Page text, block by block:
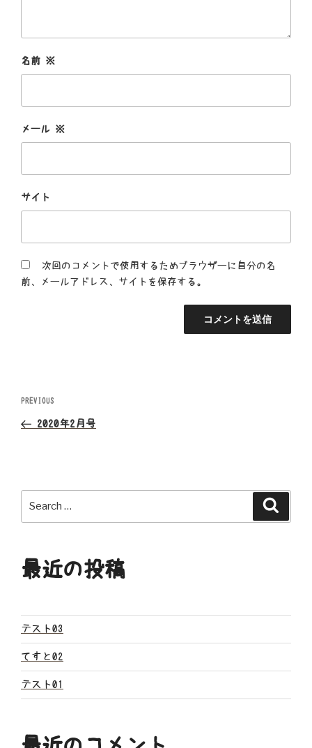
名前 ※
メール ※
サイト
次回のコメントで使用するためブラウザーに自分の名
前、メールアドレス、サイトを保存する。
投
稿
ビ
ゲ
シ
ン
Previous
Post
PREVIOUS
2020年2月号
最近の投稿
テスト03
てすと02
テスト01